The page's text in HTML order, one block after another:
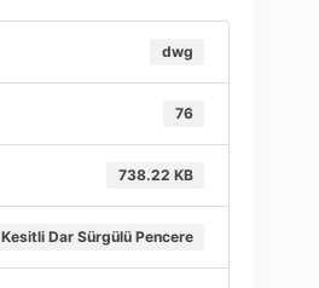
dwg
76
738.22 KB
Kesitli Dar Sürgülü Pencere